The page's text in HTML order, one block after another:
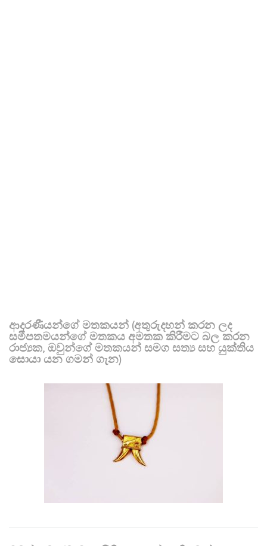
ආදරණීයන්ගේ මතකයන් (අතුරුදහන් කරන ලද
සමීපතමයන්ගේ මතකය අමතක කිරීමට බල කරන
රාජ්‍යක, ඔවුන්ගේ මතකයන් සමග සත්‍ය සහ යුක්තිය
සොයා යන ගමන් ගැන)